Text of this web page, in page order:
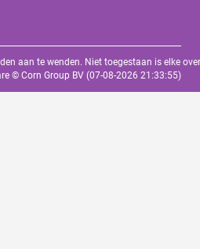
aan te wenden. Niet toegestaan is elke
© Corn Group BV(07-08-2026 21:33:55)